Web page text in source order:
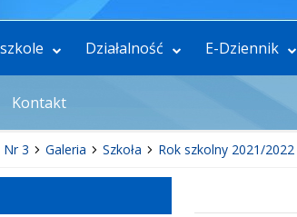
Działalność E-Dziennik
Kontakt
Nr 3 Galeria Szkoła Rok szkolny 2021/2022